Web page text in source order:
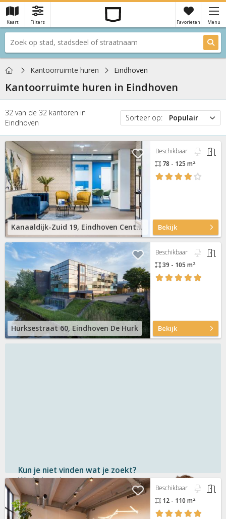
Kaart Filters Favorieten Menu
Je hebt nog geen favorieten ×
HomeKantoorruimte huren Eindhoven
Kantoorruimte huren in Eindhoven
32 van de 32 kantoren in
Eindhoven
Sorteer op:
Populair
Prijs
Nieuw
Kanaaldijk-Zuid 19, Eindhoven Centrum
Beschikbaar
78 - 125 m2
Bekijk
Hurksestraat 60, Eindhoven De Hurk
Beschikbaar
39 - 105 m2
Bekijk
Kun je niet vinden wat je zoekt?
We helpen je graag!
Gratisen vrijblijvend
Binnen 1 uurantwoord
Beschikbaar
12 - 110 m2